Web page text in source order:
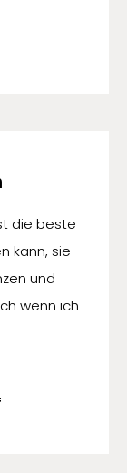
die beste
kann, sie
und
wenn ich